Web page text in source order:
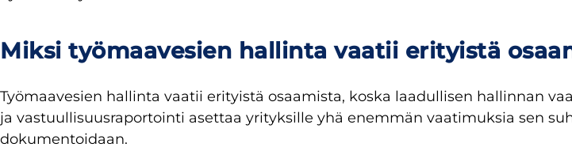
Miksi työmaavesien hallinta vaatii erityistä
Työmaavesien hallinta vaatii erityistä osaamista, koska laadullisen hallinnan
ja vastuullisuusraportointi asettaa yrityksille yhä enemmän vaatimuksia sen
dokumentoidaan.